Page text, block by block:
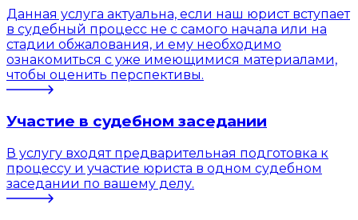
Данная услуга актуальна, если наш юрист вступает
в судебный процесс не с самого начала или на
стадии обжалования, и ему необходимо
ознакомиться с уже имеющимися материалами,
чтобы оценить перспективы.
Участие в судебном заседании
В услугу входят предварительная подготовка к
процессу и участие юриста в одном судебном
заседании по вашему делу.